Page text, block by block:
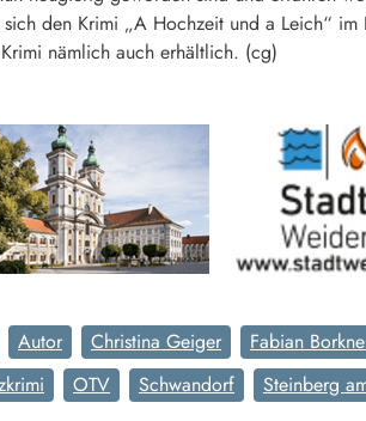
sich den Krimi „A Hochzeit und a Leich“
nämlich auch erhältlich. (cg)
Autor Christina Geiger Fabian
OTV Schwandorf Steinberg